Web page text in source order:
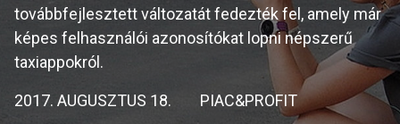
továbbfejlesztett változatát fedezték fel, amely már
képes felhasználói azonosítókat lopni népszerű
taxiappokról.
2017. AUGUSZTUS 18. PIAC&PROFIT